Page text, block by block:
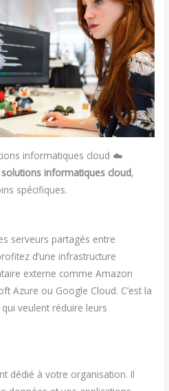
informatiques cloud ☁️
solutions informatiques cloud,
spécifiques.
serveurs partagés entre
d’une infrastructure
externe comme Amazon
Azure ou Google Cloud. C’est la
veulent réduire leurs
dédié à votre organisation. Il